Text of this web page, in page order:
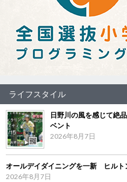
ライフスタイル
日野川の風を感じて絶
ベント
2026年8月7日
オールデイダイニングを一新 ヒルト
2026年8月7日